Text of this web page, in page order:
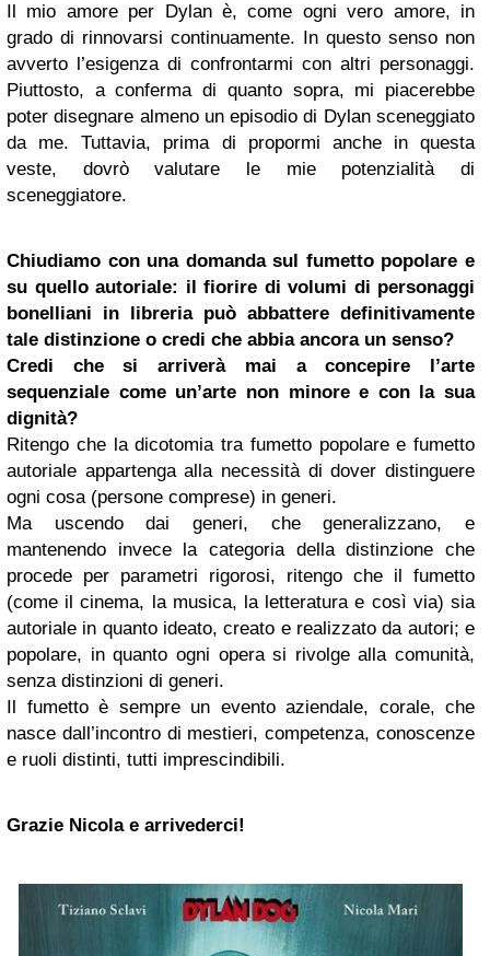
Il mio amore per Dylan è, come ogni vero amore, in
grado di rinnovarsi continuamente. In questo senso non
avverto l’esigenza di confrontarmi con altri personaggi.
Piuttosto, a conferma di quanto sopra, mi piacerebbe
poter disegnare almeno un episodio di Dylan sceneggiato
da me. Tuttavia, prima di propormi anche in questa
veste, dovrò valutare le mie potenzialità di
sceneggiatore.
Chiudiamo con una domanda sul fumetto popolare e
su quello autoriale: il fiorire di volumi di personaggi
bonelliani in libreria può abbattere definitivamente
tale distinzione o credi che abbia ancora un senso?
Credi che si arriverà mai a concepire l’arte
sequenziale come un’arte non minore e con la sua
dignità?
Ritengo che la dicotomia tra fumetto popolare e fumetto
autoriale appartenga alla necessità di dover distinguere
ogni cosa (persone comprese) in generi.
Ma uscendo dai generi, che generalizzano, e
mantenendo invece la categoria della distinzione che
procede per parametri rigorosi, ritengo che il fumetto
(come il cinema, la musica, la letteratura e così via) sia
autoriale in quanto ideato, creato e realizzato da autori; e
popolare, in quanto ogni opera si rivolge alla comunità,
senza distinzioni di generi.
Il fumetto è sempre un evento aziendale, corale, che
nasce dall’incontro di mestieri, competenza, conoscenze
e ruoli distinti, tutti imprescindibili.
Grazie Nicola e arrivederci!